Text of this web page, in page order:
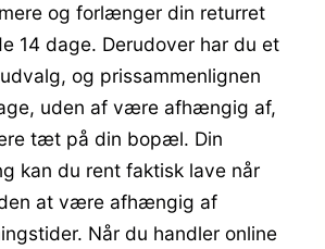
og forlænger din returret
14 dage. Derudover har du et
og prissammenlignen
uden af være afhængig af,
tæt på din bopæl. Din
kan du rent faktisk lave når
at være afhængig af
Når du handler online